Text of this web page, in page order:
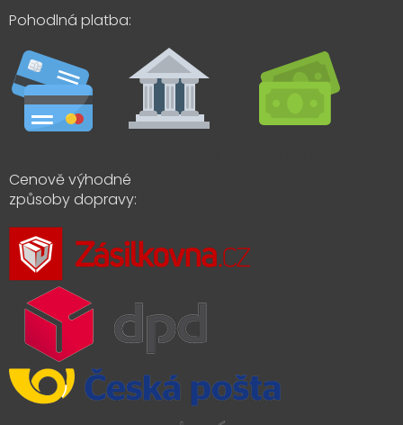
Pohodlná platba:
Cenově výhodné
způsoby dopravy: